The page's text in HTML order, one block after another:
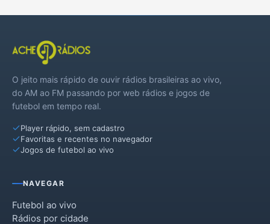
O jeito mais rápido de ouvir rádios brasileiras ao vivo,
do AM ao FM passando por web rádios e jogos de
futebol em tempo real.
Player rápido, sem cadastro
Favoritas e recentes no navegador
Jogos de futebol ao vivo
NAVEGAR
Futebol ao vivo
Rádios por cidade